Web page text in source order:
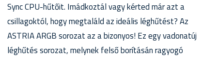
Sync CPU-hűtőit. Imádkoztál vagy kérted már azt a
csillagoktól, hogy megtaláld az ideális léghűtést? Az
ASTRIA ARGB sorozat az a bizonyos! Ez egy vadonatúj
léghűtés sorozat, melynek felső borításán ragyogó